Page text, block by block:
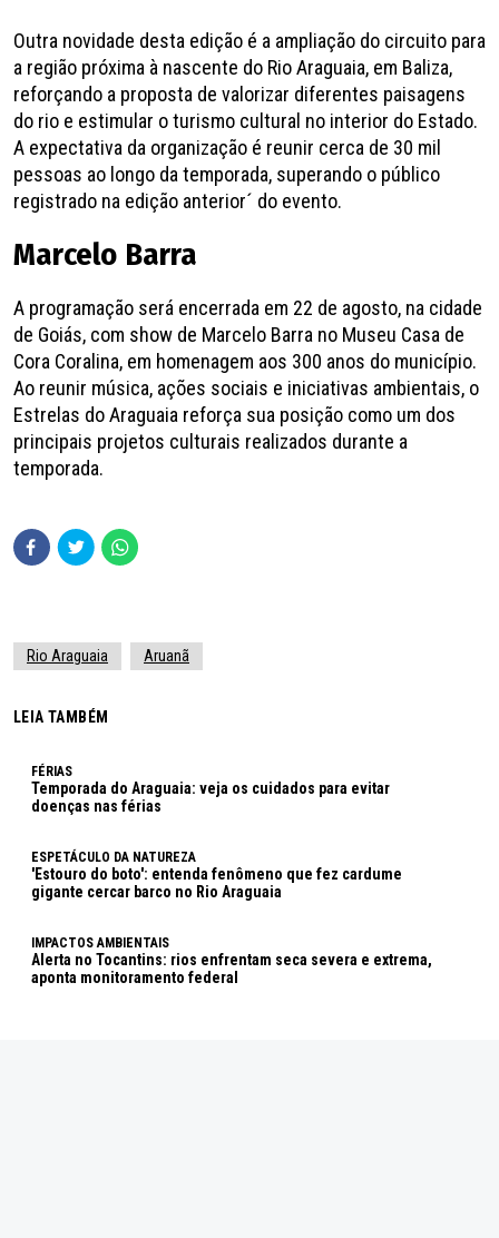
Outra novidade desta edição é a ampliação do circuito para
a região próxima à nascente do Rio Araguaia, em Baliza,
reforçando a proposta de valorizar diferentes paisagens
do rio e estimular o turismo cultural no interior do Estado.
A expectativa da organização é reunir cerca de 30 mil
pessoas ao longo da temporada, superando o público
registrado na edição anterior´ do evento.
Marcelo Barra
A programação será encerrada em 22 de agosto, na cidade
de Goiás, com show de Marcelo Barra no Museu Casa de
Cora Coralina, em homenagem aos 300 anos do município.
Ao reunir música, ações sociais e iniciativas ambientais, o
Estrelas do Araguaia reforça sua posição como um dos
principais projetos culturais realizados durante a
temporada.
Rio Araguaia Aruanã
LEIA TAMBÉM
FÉRIAS
Temporada do Araguaia: veja os cuidados para evitar
doenças nas férias
ESPETÁCULO DA NATUREZA
'Estouro do boto': entenda fenômeno que fez cardume
gigante cercar barco no Rio Araguaia
IMPACTOS AMBIENTAIS
Alerta no Tocantins: rios enfrentam seca severa e extrema,
aponta monitoramento federal